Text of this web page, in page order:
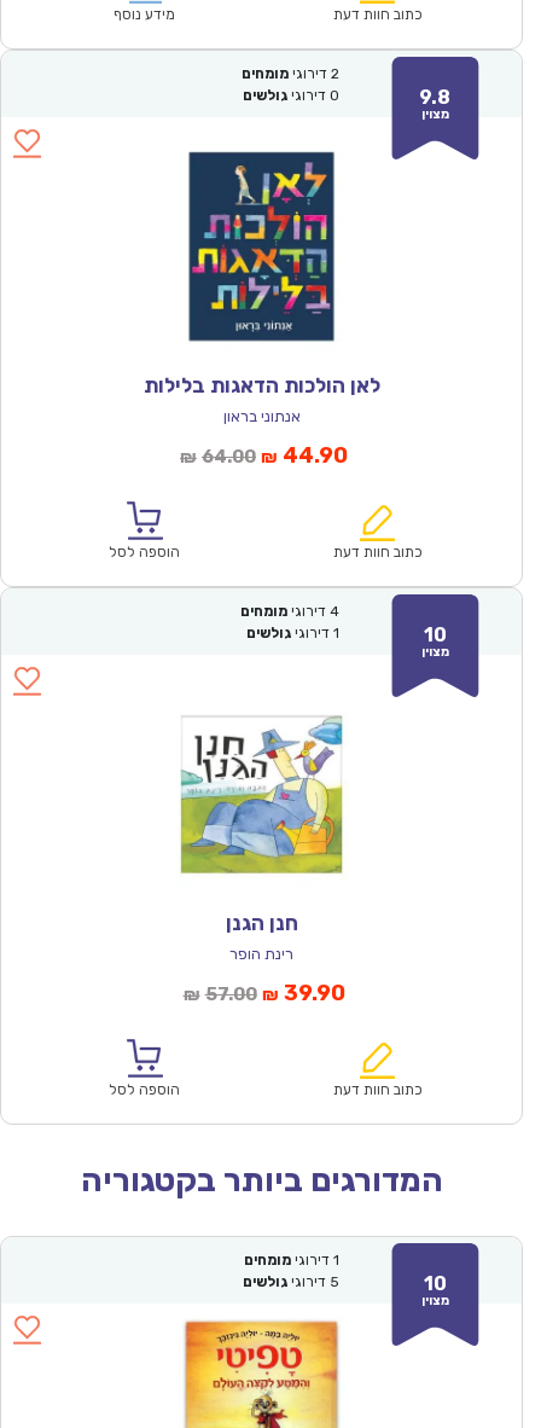
₪64.00.
כתוב חוות דעת מידע נוסף
9.8
מצוין
2 דירוגי מומחים
0 דירוגי גולשים
לאן הולכות הדאגות בלילות
אנתוני בראון
₪ 64.00המחיר
₪64.00.
₪ 44.90המחיר
הוא:
כתוב חוות דעת הוספה לסל
10
מצוין
4 דירוגי מומחים
1 דירוגי גולשים
חנן הגנן
רינת הופר
₪ 57.00המחיר
₪57.00.
₪ 39.90המחיר
הוא:
כתוב חוות דעת הוספה לסל
המדורגים ביותר בקטגוריה
10
מצוין
1 דירוגי מומחים
5 דירוגי גולשים